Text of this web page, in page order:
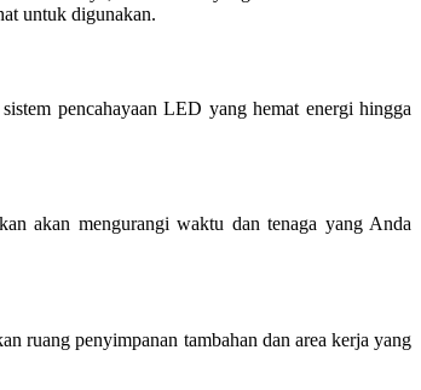
untuk digunakan.
pencahayaan LED yang hemat energi hingga
akan mengurangi waktu dan tenaga yang Anda
ruang penyimpanan tambahan dan area kerja yang